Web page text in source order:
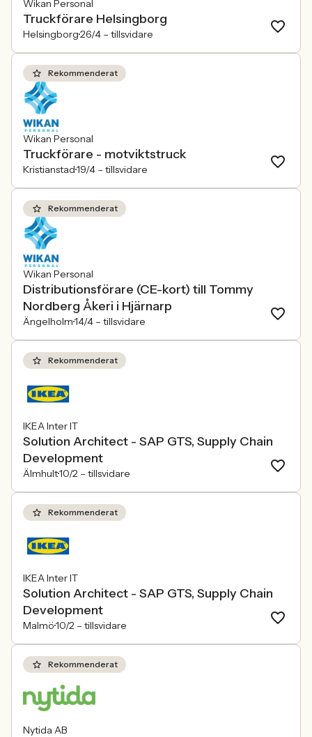
Wikan Personal
Truckförare Helsingborg
Helsingborg26/4 – tillsvidare
Rekommenderat
Wikan Personal
Truckförare - motviktstruck
Kristianstad19/4 – tillsvidare
Rekommenderat
Wikan Personal
Distributionsförare (CE-kort) till Tommy
Nordberg Åkeri i Hjärnarp
Ängelholm14/4 – tillsvidare
Rekommenderat
IKEA Inter IT
Solution Architect - SAP GTS, Supply Chain
Development
Älmhult10/2 – tillsvidare
Rekommenderat
IKEA Inter IT
Solution Architect - SAP GTS, Supply Chain
Development
Malmö10/2 – tillsvidare
Rekommenderat
Nytida AB